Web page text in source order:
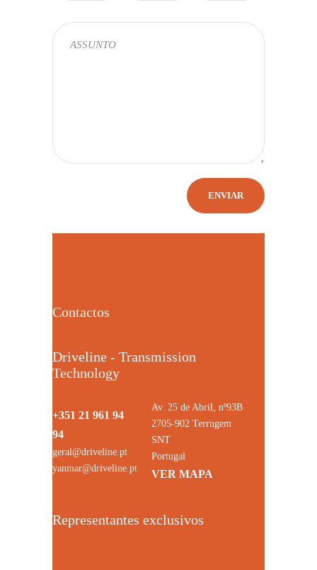
Contactos
Driveline - Transmission
Technology
+351 21 961 94
94
geral@driveline.pt
yanmar@driveline.pt
Av. 25 de Abril, nº93B
2705-902 Terrugem
SNT
Portugal
VER MAPA
Representantes exclusivos